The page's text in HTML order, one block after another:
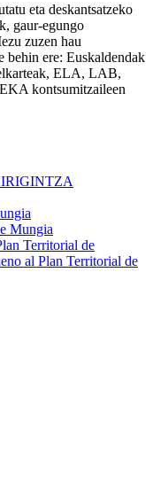
eta deskantsatzeko
gaur-egungo
zuzen hau
behin ere: Euskaldendak
ELA, LAB,
kontsumitzaileen
Mungia
Territorial de
al Plan Territorial de